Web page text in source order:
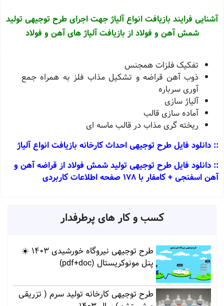
آشنایی فرایند بازیافت انواع آلیاژ جهت اجرای طرح توجیهی تولید
شمش آهن و فولاد از بازیافت آلیاژ های آهن و فولاد
تفکیک فلزات همجنس
ذوب آهن قراضه و تشکیل مذاب فلز به همراه جمع
آوری سرباره
آلیاژ سازی
آماده سازی قالب
ریخته گری مذاب در قالب ماسه ای
:: دانلود فایل طرح توجیهی احداث کارخانه بازیافت انواع آلیاژ
:: دانلود فایل طرح توجیهی تولید شمش فولاد از قراضه آهن و
آهن اسفنجی + کامفار با 178 صفحه اطلاعات کاربردی
کسب و کار های پرطرفدار
طرح توجیهی نیروگاه خورشیدی 1403 ☀️
پنل مونوکریستال (pdf+doc)
طرح توجیهی کارخانه تولید سرم ( تزریقی